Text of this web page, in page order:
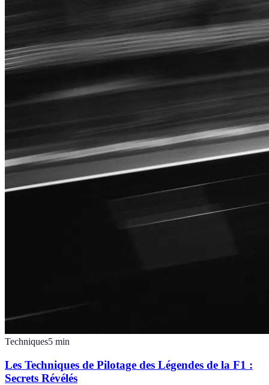
Techniques5 min
Les Techniques de Pilotage des Légendes de la F1 :
Secrets Révélés